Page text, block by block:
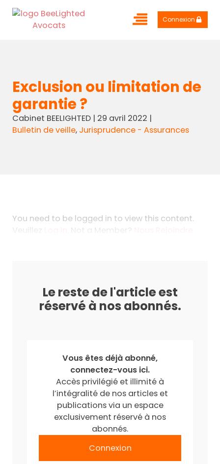
Connexion
Exclusion ou limitation de
garantie ?
Cabinet BEELIGHTED| 29 avril 2022 |
Bulletin de veille, Jurisprudence - Assurances
You need to be logged in to view this content.
Veuillez
. Not a Member?
Le reste de l'article est
réservé à nos abonnés.
Vous êtes déjà abonné,
connectez-vous ici.
Accès privilégié et illimité à
l’intégralité de nos articles et
publications via un espace
exclusivement réservé à nos
abonnés.
Connexion